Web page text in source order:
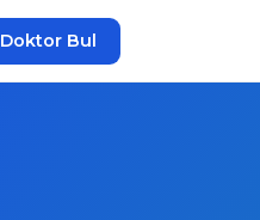
Doktor Bul